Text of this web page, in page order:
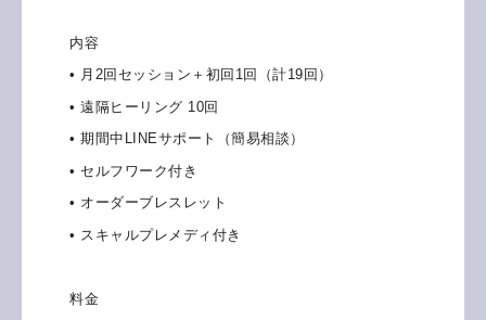
内容
• 月2回セッション＋初回1回（計19回）
• 遠隔ヒーリング 10回
• 期間中LINEサポート（簡易相談）
• セルフワーク付き
• オーダーブレスレット
• スキャルプレメディ付き
料金